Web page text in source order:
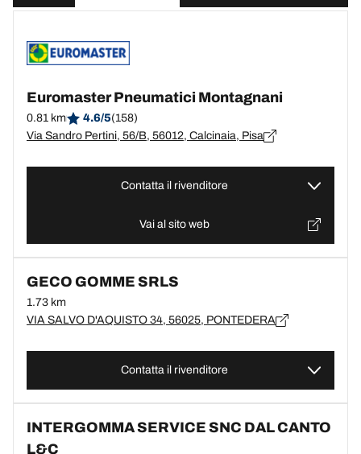
Euromaster Pneumatici Montagnani
0.81 km 4.6/5(158)
Via Sandro Pertini, 56/B, 56012, Calcinaia, Pisa
Contatta il rivenditore
Vai al sito web
GECO GOMME SRLS
1.73 km
VIA SALVO D'AQUISTO 34, 56025, PONTEDERA
Contatta il rivenditore
INTERGOMMA SERVICE SNC DAL CANTO
L&C